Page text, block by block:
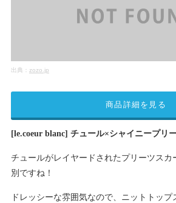
出典： zozo.jp
[le.coeur blanc] チュール×シャイニープリ
チュールがレイヤードされたプリーツスカ
別ですね！
ドレッシーな雰囲気なので、ニットトッ
商品詳細を見る